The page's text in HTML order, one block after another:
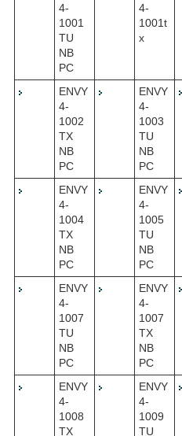
4-
1001
TU
NB
PC
4-
1001t
x
ENVY
4-
1002
TX
NB
PC
ENVY
4-
1003
TU
NB
PC
ENVY
4-
1004
TX
NB
PC
ENVY
4-
1005
TU
NB
PC
ENVY
4-
1007
TU
NB
PC
ENVY
4-
1007
TX
NB
PC
ENVY
4-
1008
TX
ENVY
4-
1009
TU